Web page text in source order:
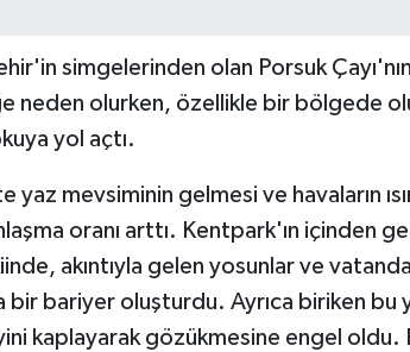
simgelerinden olan Porsuk
neden olurken, özellikle bir bölgede
yol açtı.
yaz mevsiminin gelmesi ve havaların
oranı arttı. Kentpark'ın içinden
akıntıyla gelen yosunlar ve
bir bariyer oluşturdu. Ayrıca biriken bu
kaplayarak gözükmesine engel oldu.